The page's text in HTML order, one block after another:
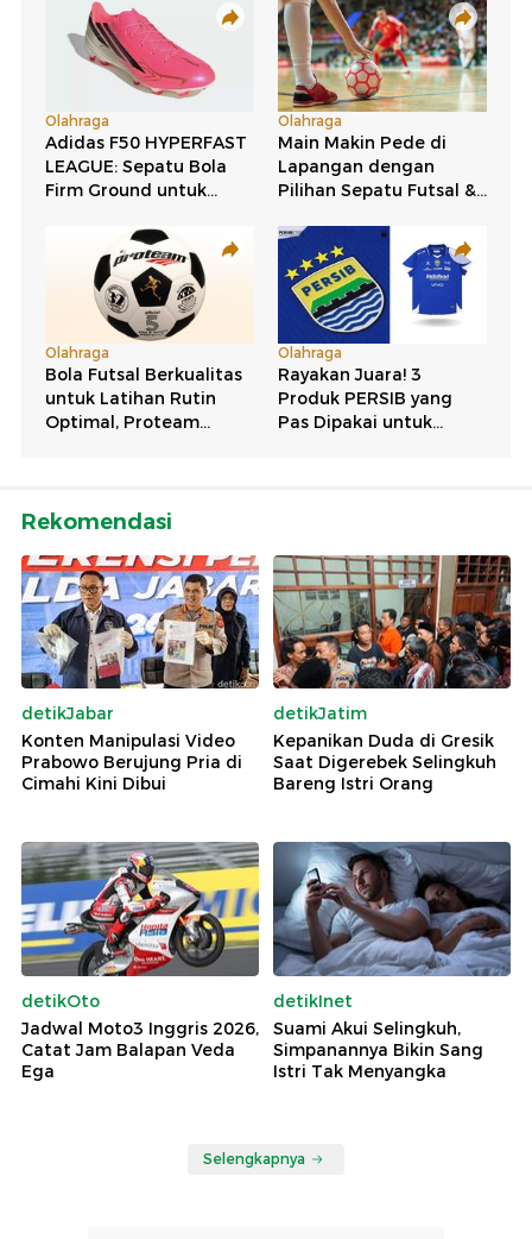
Rekomendasi
detikJabar
Konten Manipulasi Video
Prabowo Berujung Pria di
Cimahi Kini Dibui
detikJatim
Kepanikan Duda di Gresik
Saat Digerebek Selingkuh
Bareng Istri Orang
detikOto
Jadwal Moto3 Inggris 2026,
Catat Jam Balapan Veda
Ega
detikInet
Suami Akui Selingkuh,
Simpanannya Bikin Sang
Istri Tak Menyangka
Selengkapnya